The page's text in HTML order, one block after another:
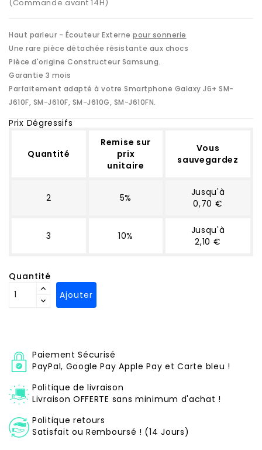
(Commande avant 14H)
Haut parleur - Écouteur Externe pour sonnerie
Une rare pièce détachée résistante aux chocs
Pièce d'origine Constructeur Samsung.
Garantie 3 mois
Parfaitement adapté à votre Smartphone Galaxy J6+ SM-
J610F, SM-J610F, SM-J610G, SM-J610FN.
Prix Dégressifs
Quantité
Remise sur
prix
unitaire
Vous
sauvegardez
2 5%
Jusqu'à
0,70 €
3 10%
Jusqu'à
2,10 €
Quantité
Ajouter
Paiement Sécurisé
PayPal, Google Pay Apple Pay et Carte bleu !
Politique de livraison
Livraison OFFERTE sans minimum d'achat !
Politique retours
Satisfait ou Remboursé ! (14 Jours)